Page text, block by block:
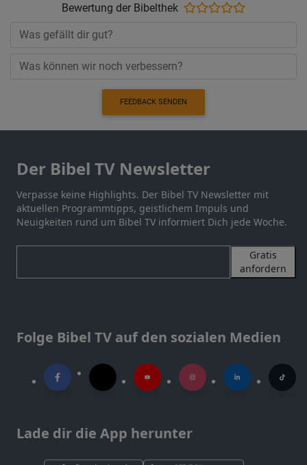
Bewertung der Bibelthek
FEEDBACK SENDEN
Der Bibel TV Newsletter
Verpasse keine Highlights. Der Bibel TV Newsletter mit
aktuellen Programmtipps, geistlichem Impuls und
Neuigkeiten rund um Bibel TV informiert Dich jede Woche.
Gratis
anfordern
Folge Bibel TV auf den sozialen Medien
Lade dir die App herunter